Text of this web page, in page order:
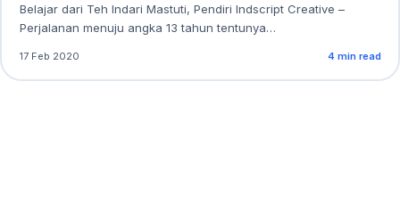
Belajar dari Teh Indari Mastuti, Pendiri Indscript Creative –
Perjalanan menuju angka 13 tahun tentunya…
17 Feb 2020 4 min read